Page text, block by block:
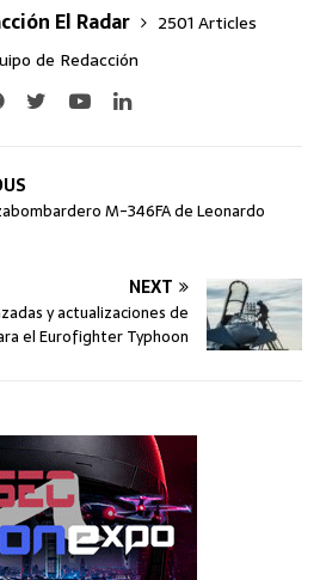
El Radar
2501 Articles
de Redacción
M-346FA de Leonardo
NEXT
y actualizaciones de
el Eurofighter Typhoon